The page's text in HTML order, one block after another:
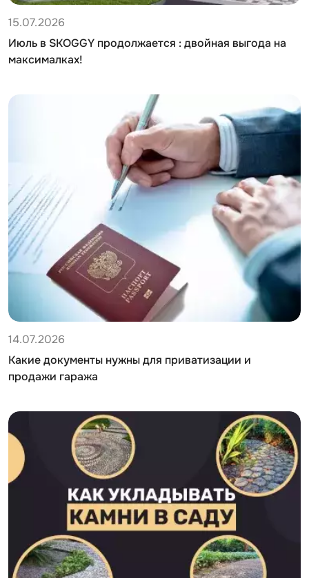
15.07.2026
Июль в SKOGGY продолжается : двойная выгода на
максималках!
14.07.2026
Какие документы нужны для приватизации и
продажи гаража